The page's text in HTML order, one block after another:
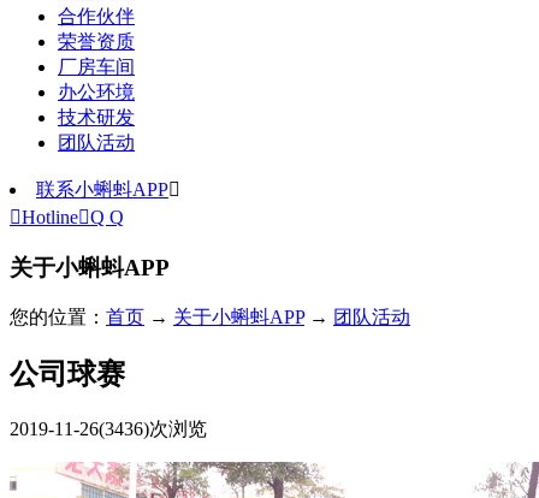
合作伙伴
荣誉资质
厂房车间
办公环境
技术研发
团队活动
联系小蝌蚪APP
HotlineQ Q
关于小蝌蚪APP
您的位置： 首页 → 关于小蝌蚪APP→ 团队活动
公司球赛
2019-11-26(3436)次浏览